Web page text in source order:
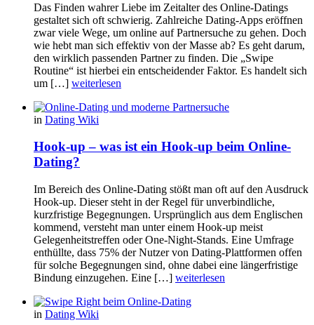
Das Finden wahrer Liebe im Zeitalter des Online-Datings
gestaltet sich oft schwierig. Zahlreiche Dating-Apps eröffnen
zwar viele Wege, um online auf Partnersuche zu gehen. Doch
wie hebt man sich effektiv von der Masse ab? Es geht darum,
den wirklich passenden Partner zu finden. Die „Swipe
Routine“ ist hierbei ein entscheidender Faktor. Es handelt sich
um […] weiterlesen
in Dating Wiki
Hook-up – was ist ein Hook-up beim Online-
Dating?
Im Bereich des Online-Dating stößt man oft auf den Ausdruck
Hook-up. Dieser steht in der Regel für unverbindliche,
kurzfristige Begegnungen. Ursprünglich aus dem Englischen
kommend, versteht man unter einem Hook-up meist
Gelegenheitstreffen oder One-Night-Stands. Eine Umfrage
enthüllte, dass 75% der Nutzer von Dating-Plattformen offen
für solche Begegnungen sind, ohne dabei eine längerfristige
Bindung einzugehen. Eine […] weiterlesen
in Dating Wiki